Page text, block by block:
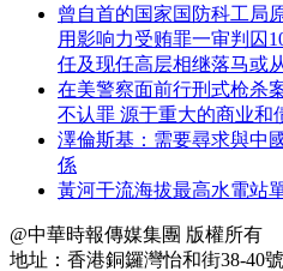
曾自首的国家国防科工局
用影响力受贿罪一审判囚
任及现任高层相继落马或
在美警察面前行刑式枪杀
不认罪 源于重大的商业和
澤倫斯基：需要尋求與中
係
黃河干流海拔最高水電站
@中華時報傳媒集團 版權所有
地址：香港銅鑼灣怡和街38-40